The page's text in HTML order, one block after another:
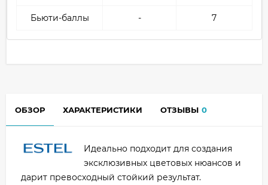
Бьюти-баллы - 7
ОБЗОР ХАРАКТЕРИСТИКИ ОТЗЫВЫ 0
Идеально подходит для создания
эксклюзивных цветовых нюансов и
дарит превосходный стойкий результат.